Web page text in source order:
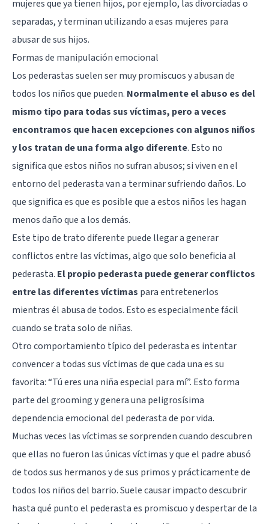
mujeres que ya tienen hijos, por ejemplo, las divorciadas o
separadas, y terminan utilizando a esas mujeres para
abusar de sus hijos.
Formas de manipulación emocional
Los pederastas suelen ser muy promiscuos y abusan de
todos los niños que pueden. Normalmente el abuso es del
mismo tipo para todas sus víctimas, pero a veces
encontramos que hacen excepciones con algunos niños
y los tratan de una forma algo diferente. Esto no
significa que estos niños no sufran abusos; si viven en el
entorno del pederasta van a terminar sufriendo daños. Lo
que significa es que es posible que a estos niños les hagan
menos daño que a los demás.
Este tipo de trato diferente puede llegar a generar
conflictos entre las víctimas, algo que solo beneficia al
pederasta. El propio pederasta puede generar conflictos
entre las diferentes víctimas para entretenerlos
mientras él abusa de todos. Esto es especialmente fácil
cuando se trata solo de niñas.
Otro comportamiento típico del pederasta es intentar
convencer a todas sus víctimas de que cada una es su
favorita: “Tú eres una niña especial para mí”. Esto forma
parte del grooming y genera una peligrosísima
dependencia emocional del pederasta de por vida.
Muchas veces las víctimas se sorprenden cuando descubren
que ellas no fueron las únicas víctimas y que el padre abusó
de todos sus hermanos y de sus primos y prácticamente de
todos los niños del barrio. Suele causar impacto descubrir
hasta qué punto el pederasta es promiscuo y despertar de la